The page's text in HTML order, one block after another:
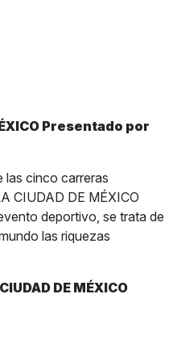
Presentado por
las cinco carreras
CIUDAD DE MÉXICO
deportivo, se trata de
las riquezas
DE MÉXICO